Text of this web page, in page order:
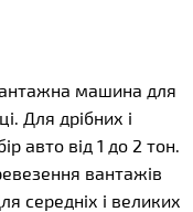
машина для
Для дрібних і
авто від 1 до 2 тон.
вантажів
середніх і великих